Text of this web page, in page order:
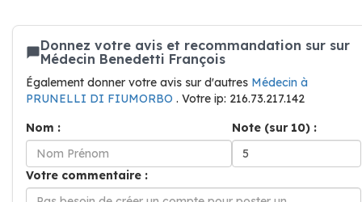
Donnez votre avis et recommandation sur sur
Médecin Benedetti François
Également donner votre avis sur d'autres Médecin à
PRUNELLI DI FIUMORBO . Votre ip: 216.73.217.142
Nom :
Note (sur 10) :
Votre commentaire :